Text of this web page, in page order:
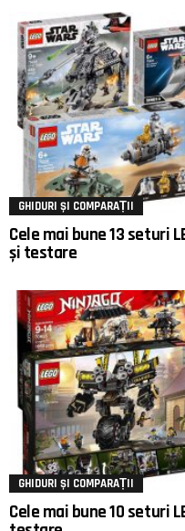
GHIDURI ȘI COMPARAȚII
Cele mai bune 13 seturi
și testare
GHIDURI ȘI COMPARAȚII
Cele mai bune 10 seturi